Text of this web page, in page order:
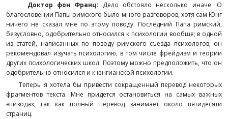
Доктор фон Франц: Дело обстояло несколько иначе. О
благословении Папы римского было много разговоров, хотя сам Юнг
ничего не сказал мне по этому поводу. Последний Папа римский,
безусловно, одобрительно относился к психологии вообще; в одной
из статей, написанных по поводу римского съезда психологов, он
рекомендовал изучать психологию, в том числе фрейдизм и теории
других психологических школ. Поэтому можно предположить, что он
одобрительно относился и к юнгианской психологии.
Теперь я хотела бы привести сокращенный перевод некоторых
фрагментов текста. Мне придется остановиться на самых важных
эпизодах, гак как полный перевод занимает около пятидесяти
страниц.